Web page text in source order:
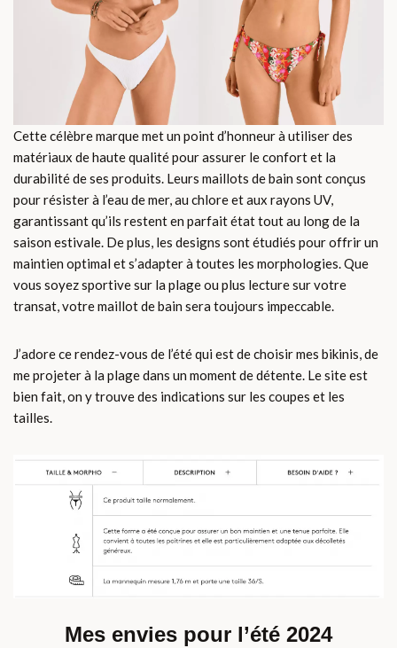
Cette célèbre marque met un point d’honneur à utiliser des
matériaux de haute qualité pour assurer le confort et la
durabilité de ses produits. Leurs maillots de bain sont conçus
pour résister à l’eau de mer, au chlore et aux rayons UV,
garantissant qu’ils restent en parfait état tout au long de la
saison estivale. De plus, les designs sont étudiés pour offrir un
maintien optimal et s’adapter à toutes les morphologies. Que
vous soyez sportive sur la plage ou plus lecture sur votre
transat, votre maillot de bain sera toujours impeccable.
J’adore ce rendez-vous de l’été qui est de choisir mes bikinis, de
me projeter à la plage dans un moment de détente. Le site est
bien fait, on y trouve des indications sur les coupes et les
tailles.
Mes envies pour l’été 2024